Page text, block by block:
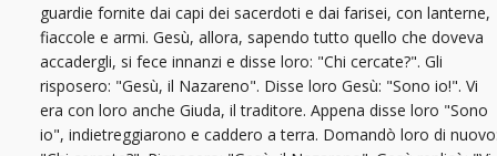
guardie fornite dai capi dei sacerdoti e dai farisei, con lanterne,
fiaccole e armi. Gesù, allora, sapendo tutto quello che doveva
accadergli, si fece innanzi e disse loro: "Chi cercate?". Gli
risposero: "Gesù, il Nazareno". Disse loro Gesù: "Sono io!". Vi
era con loro anche Giuda, il traditore. Appena disse loro "Sono
io", indietreggiarono e caddero a terra. Domandò loro di